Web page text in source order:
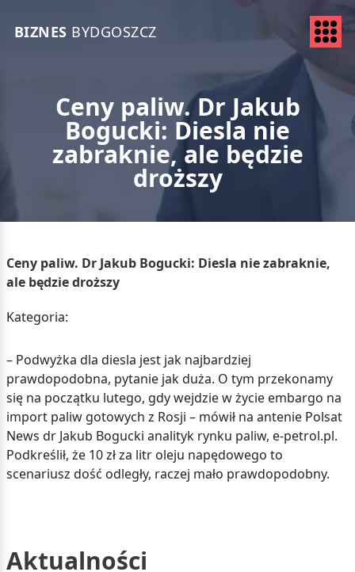
BIZNES BYDGOSZCZ
Ceny paliw. Dr Jakub
Bogucki: Diesla nie
zabraknie, ale będzie
droższy
Ceny paliw. Dr Jakub Bogucki: Diesla nie zabraknie,
ale będzie droższy
Kategoria:
– Podwyżka dla diesla jest jak najbardziej
prawdopodobna, pytanie jak duża. O tym przekonamy
się na początku lutego, gdy wejdzie w życie embargo na
import paliw gotowych z Rosji – mówił na antenie Polsat
News dr Jakub Bogucki analityk rynku paliw, e-petrol.pl.
Podkreślił, że 10 zł za litr oleju napędowego to
scenariusz dość odległy, raczej mało prawdopodobny.
Aktualności